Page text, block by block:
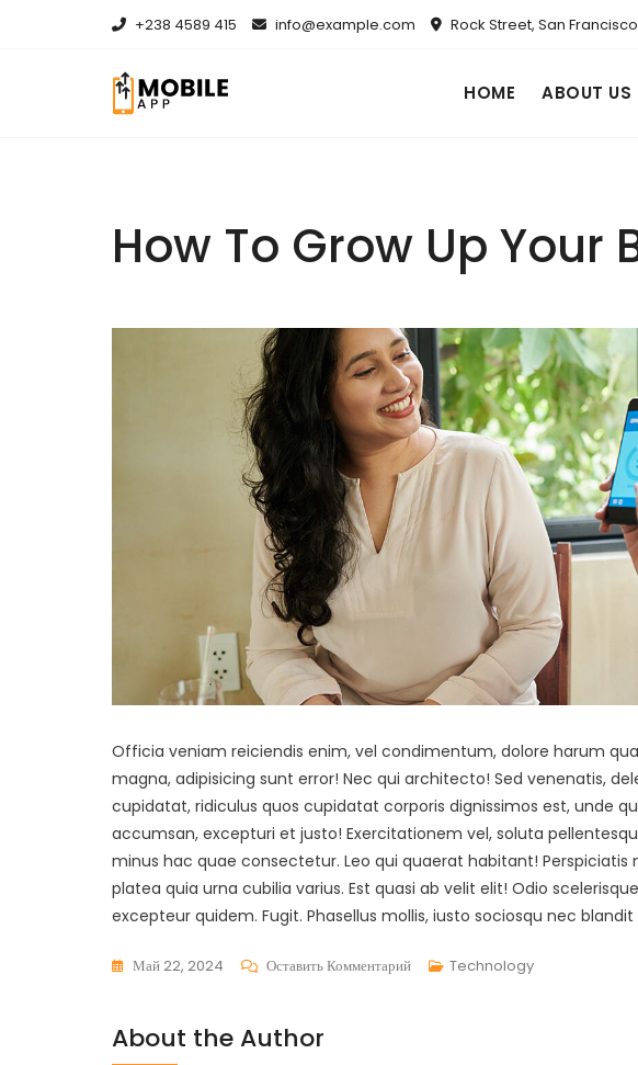
+238 4589 415 info@example.com Rock Street, San Francisco
HOME ABOUT US
How To Grow Up Your
Officia veniam reiciendis enim, vel condimentum, dolore harum
magna, adipisicing sunt error! Nec qui architecto! Sed venenatis,
cupidatat, ridiculus quos cupidatat corporis dignissimos est, unde
accumsan, excepturi et justo! Exercitationem vel, soluta
minus hac quae consectetur. Leo qui quaerat habitant! Perspiciatis
platea quia urna cubilia varius. Est quasi ab velit elit! Odio
excepteur quidem. Fugit. Phasellus mollis, iusto sociosqu nec
Май 22, 2024 Оставить Комментарий Technology
About the Author